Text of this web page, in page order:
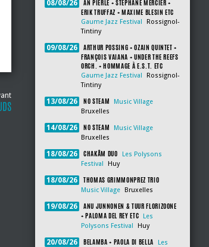
08/08/26
AN PIERLÉ + STÉPHANE MERCIER +
ERIK TRUFFAZ + MAXIME BLESIN ETC
Gaume Jazz Festival
Rossignol-
Tintiny
09/08/26
ARTHUR POSSING + OZAIN QUINTET +
FRANÇOIS VAIANA + UNDER THE REEFS
ORCH. + HOMMAGE À E.S.T. ETC
Gaume Jazz Festival
Rossignol-
Tintiny
13/08/26 NO STEAM
Music Village
Bruxelles
14/08/26 NO STEAM
Music Village
Bruxelles
18/08/26 CHAKÂM DUO
Les Polysons
Festival
Huy
18/08/26 THOMAS GRIMMONPREZ TRIO
Music Village Bruxelles
19/08/26
ANU JUNNONEN & TUUR FLORIZOONE
+ PALOMA DEL REY ETC
Les
Polysons Festival
Huy
20/08/26 BELAMBA + PAOLA DI BELLA
Les